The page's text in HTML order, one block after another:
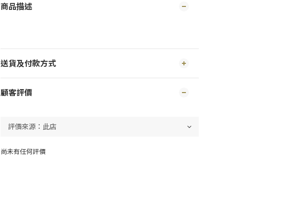
商品描述
送貨及付款方式
顧客評價
尚未有任何評價